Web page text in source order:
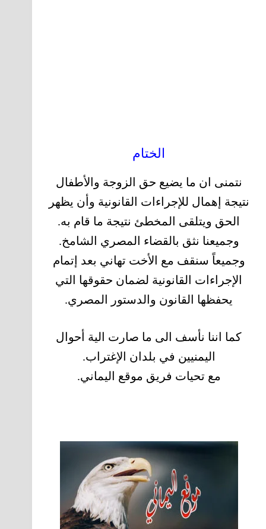
الختام
نتمنى ان ما يضيع حق الزوجة والأطفال
نتيجة إهمال للإجراءات القانونية وأن يظهر
الحق ويتلقى المخطئ نتيجة ما قام به.
وجميعنا نثق بالقضاء المصري الشامخ.
وجميعاً سنقف مع الأخت تهاني بعد إتمام
الإجراءات القانونية لضمان حقوقها التي
يحفظها القانون والدستور المصري.
كما اننا نأسف الى ما صارت الية أحوال
اليمنيين في بلدان الإغتراب.
مع تحيات فريق موقع اليماني.